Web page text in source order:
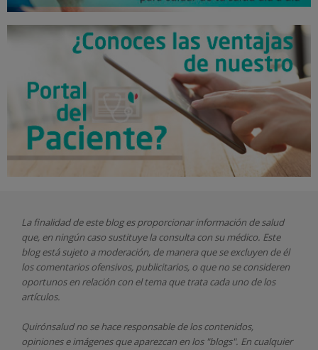
La finalidad de este blog es proporcionar información de salud
que, en ningún caso sustituye la consulta con su médico. Este
blog está sujeto a moderación, de manera que se excluyen de él
los comentarios ofensivos, publicitarios, o que no se consideren
oportunos en relación con el tema que trata cada uno de los
artículos.
Quirónsaludno se hace responsable de los contenidos,
opiniones e imágenes que aparezcan en los "blogs". En cualquier